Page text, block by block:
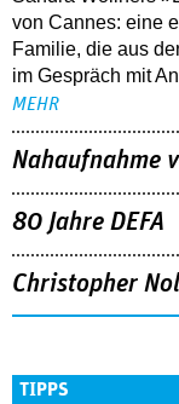
80 Jahre DEFA
Christopher
TIPPS
06.08.2026
arte-
Zauberer«